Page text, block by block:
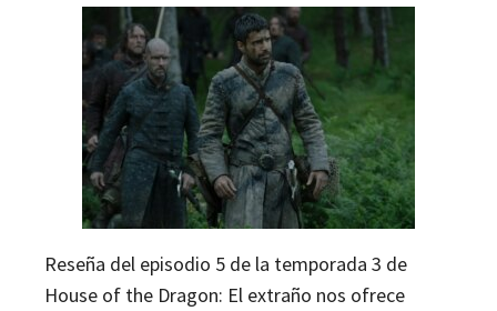
Reseña del episodio 5 de la temporada 3 de
House of the Dragon: El extraño nos ofrece